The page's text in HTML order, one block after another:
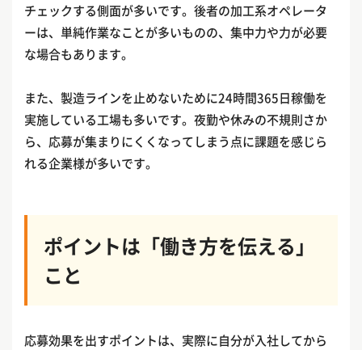
チェックする側面が多いです。後者の加工系オペレータ
ーは、単純作業なことが多いものの、集中力や力が必要
な場合もあります。
また、製造ラインを止めないために24時間365日稼働を
実施している工場も多いです。夜勤や休みの不規則さか
ら、応募が集まりにくくなってしまう点に課題を感じら
れる企業様が多いです。
ポイントは「働き方を伝える」
こと
応募効果を出すポイントは、実際に自分が入社してから